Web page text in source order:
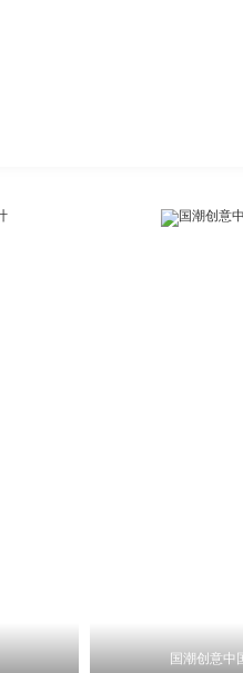
国潮创意中